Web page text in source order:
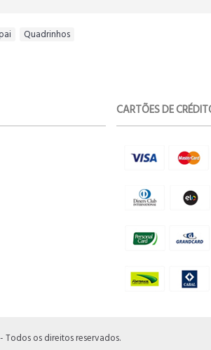
Quadrinhos
CARTÕES DE
os direitos reservados.